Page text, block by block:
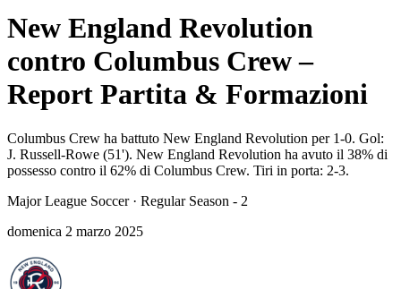
New England Revolution
contro Columbus Crew –
Report Partita & Formazioni
Columbus Crew ha battuto New England Revolution per 1-0. Gol:
J. Russell-Rowe (51'). New England Revolution ha avuto il 38% di
possesso contro il 62% di Columbus Crew. Tiri in porta: 2-3.
Major League Soccer· Regular Season - 2
domenica 2 marzo 2025